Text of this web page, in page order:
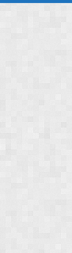
content